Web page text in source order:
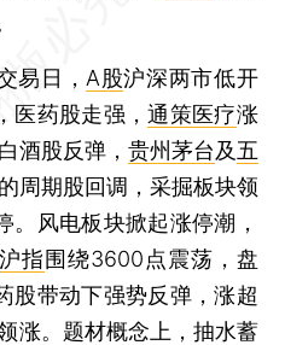
日， A股沪深两市低开
医药股走强，通策医疗涨
酒股反弹， 贵州茅台及五
周期股回调，采掘板块领
。风电板块掀起涨停潮，
沪指围绕3600点震荡，盘
股带动下强势反弹，涨超
涨。题材概念上，抽水蓄